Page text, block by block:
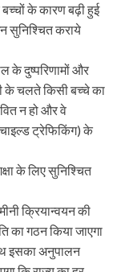
के कारण बढ़ी हुई
सुनिश्चित कराये
के दुष्परिणामों और
चलते किसी बच्चे का
न हो और वे
ट्रेफिकिंग) के
के लिए सुनिश्चित
क्रियान्वयन की
का गठन किया जाएगा
इसका अनुपालन